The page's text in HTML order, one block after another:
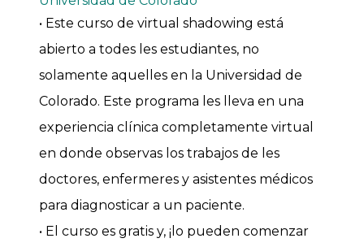
• Este curso de virtual shadowing está
abierto a todes les estudiantes, no
solamente aquelles en la Universidad de
Colorado. Este programa les lleva en una
experiencia clínica completamente virtual
en donde observas los trabajos de les
doctores, enfermeres y asistentes médicos
para diagnosticar a un paciente.
• El curso es gratis y, ¡lo pueden comenzar